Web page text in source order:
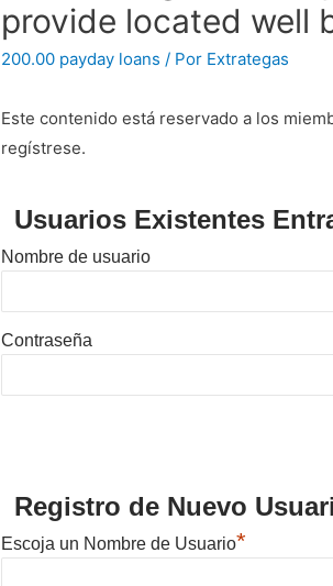
provide located well
200.00 payday loans / Por Extrategas
Este contenido está reservado a los
regístrese.
Usuarios Existentes
Nombre de usuario
Contraseña
Registro de Nuevo
Escoja un Nombre de Usuario*